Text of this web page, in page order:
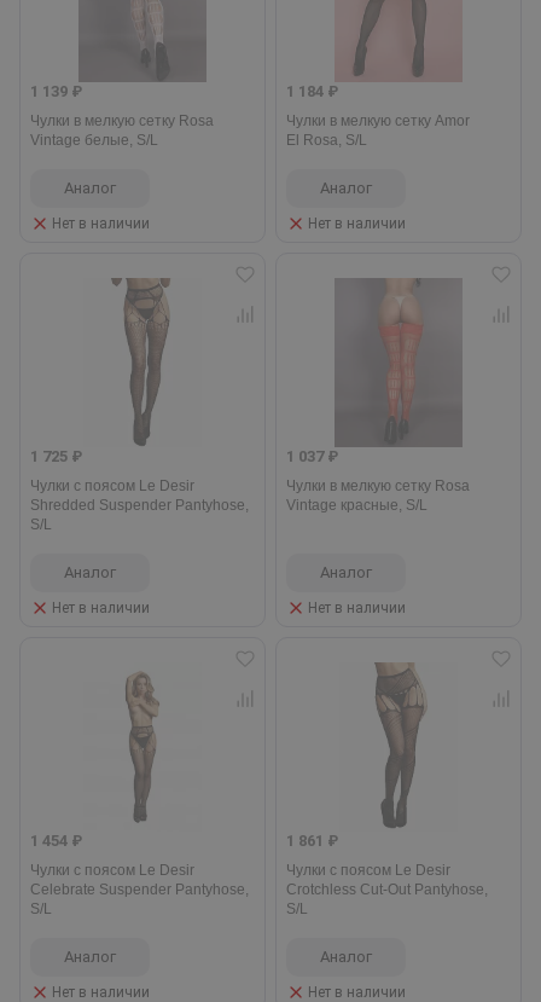
1 139 ₽
Чулки в мелкую сетку Rosa
Vintage белые, S/L
Аналог
Нет в наличии
1 184 ₽
Чулки в мелкую сетку Amor
El Rosa, S/L
Аналог
Нет в наличии
1 725 ₽
Чулки с поясом Le Desir
Shredded Suspender Pantyhose,
S/L
Аналог
Нет в наличии
1 037 ₽
Чулки в мелкую сетку Rosa
Vintage красные, S/L
Аналог
Нет в наличии
1 454 ₽
Чулки с поясом Le Desir
Celebrate Suspender Pantyhose,
S/L
Аналог
Нет в наличии
1 861 ₽
Чулки с поясом Le Desir
Crotchless Cut-Out Pantyhose,
S/L
Аналог
Нет в наличии